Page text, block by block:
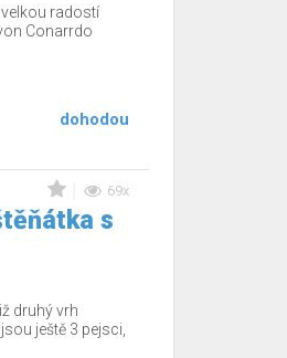
velkou radostí
Conarrdo
dohodou
69x
s
druhý vrh
ještě 3 pejsci,